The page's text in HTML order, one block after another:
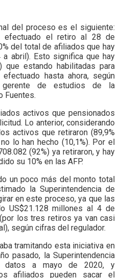
del proceso es el siguiente:
efectuado el retiro al 28 de
del total de afiliados que hay
abril). Esto significa que hay
que estando habilitadas para
hasta ahora, según
de estudios de la
Fuentes.
activos que pensionados
Lo anterior, considerando
activos que retiraron (89,9%
lo han hecho (10,1%). Por el
(92%) ya retiraron, y hay
su 10% en las AFP.
un poco más del monto total
la Superintendencia de
en este proceso, ya que las
US$21.128 millones al 4 de
los tres retiros ya van casi
según cifras del regulador.
tramitando esta iniciativa en
pasado, la Superintendencia
datos a mayo de 2020, y
afiliados pueden sacar el